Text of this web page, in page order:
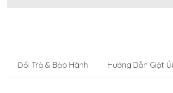
Đổi Trả & Bảo Hành Hướng Dẫn Giặt Ủi